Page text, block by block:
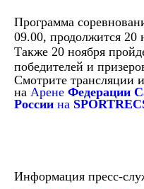
Программа
09.00, продолжится 20
Также 20 ноября
победителей и
Смотрите трансляции
на Арене Федерации
России на
Информация пресс-